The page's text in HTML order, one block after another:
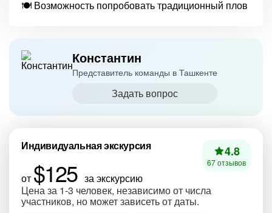
🍽 Возможность попробовать традиционный плов
Константин
Представитель команды в Ташкенте
Задать вопрос
Индивидуальная экскурсия
от $125 за экскурсию
Цена за 1-3 человек, независимо от числа
участников, но может зависеть от даты.
4.8
67 отзывов